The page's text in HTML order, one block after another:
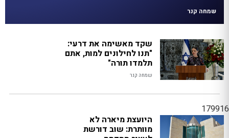
שמחה קנר
שקד מאשימה את דרעי:
"תנו לחילונים למות, אתם
תלמדו תורה"
שמחה קנר
179916
היועצת מיארה לא
מוותרת: שוב דורשת